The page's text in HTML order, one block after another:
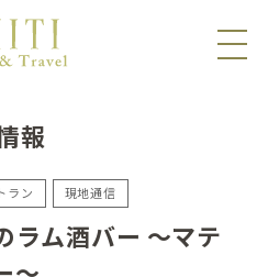
報
ラン 現地通信
ラム酒バー ～マテ